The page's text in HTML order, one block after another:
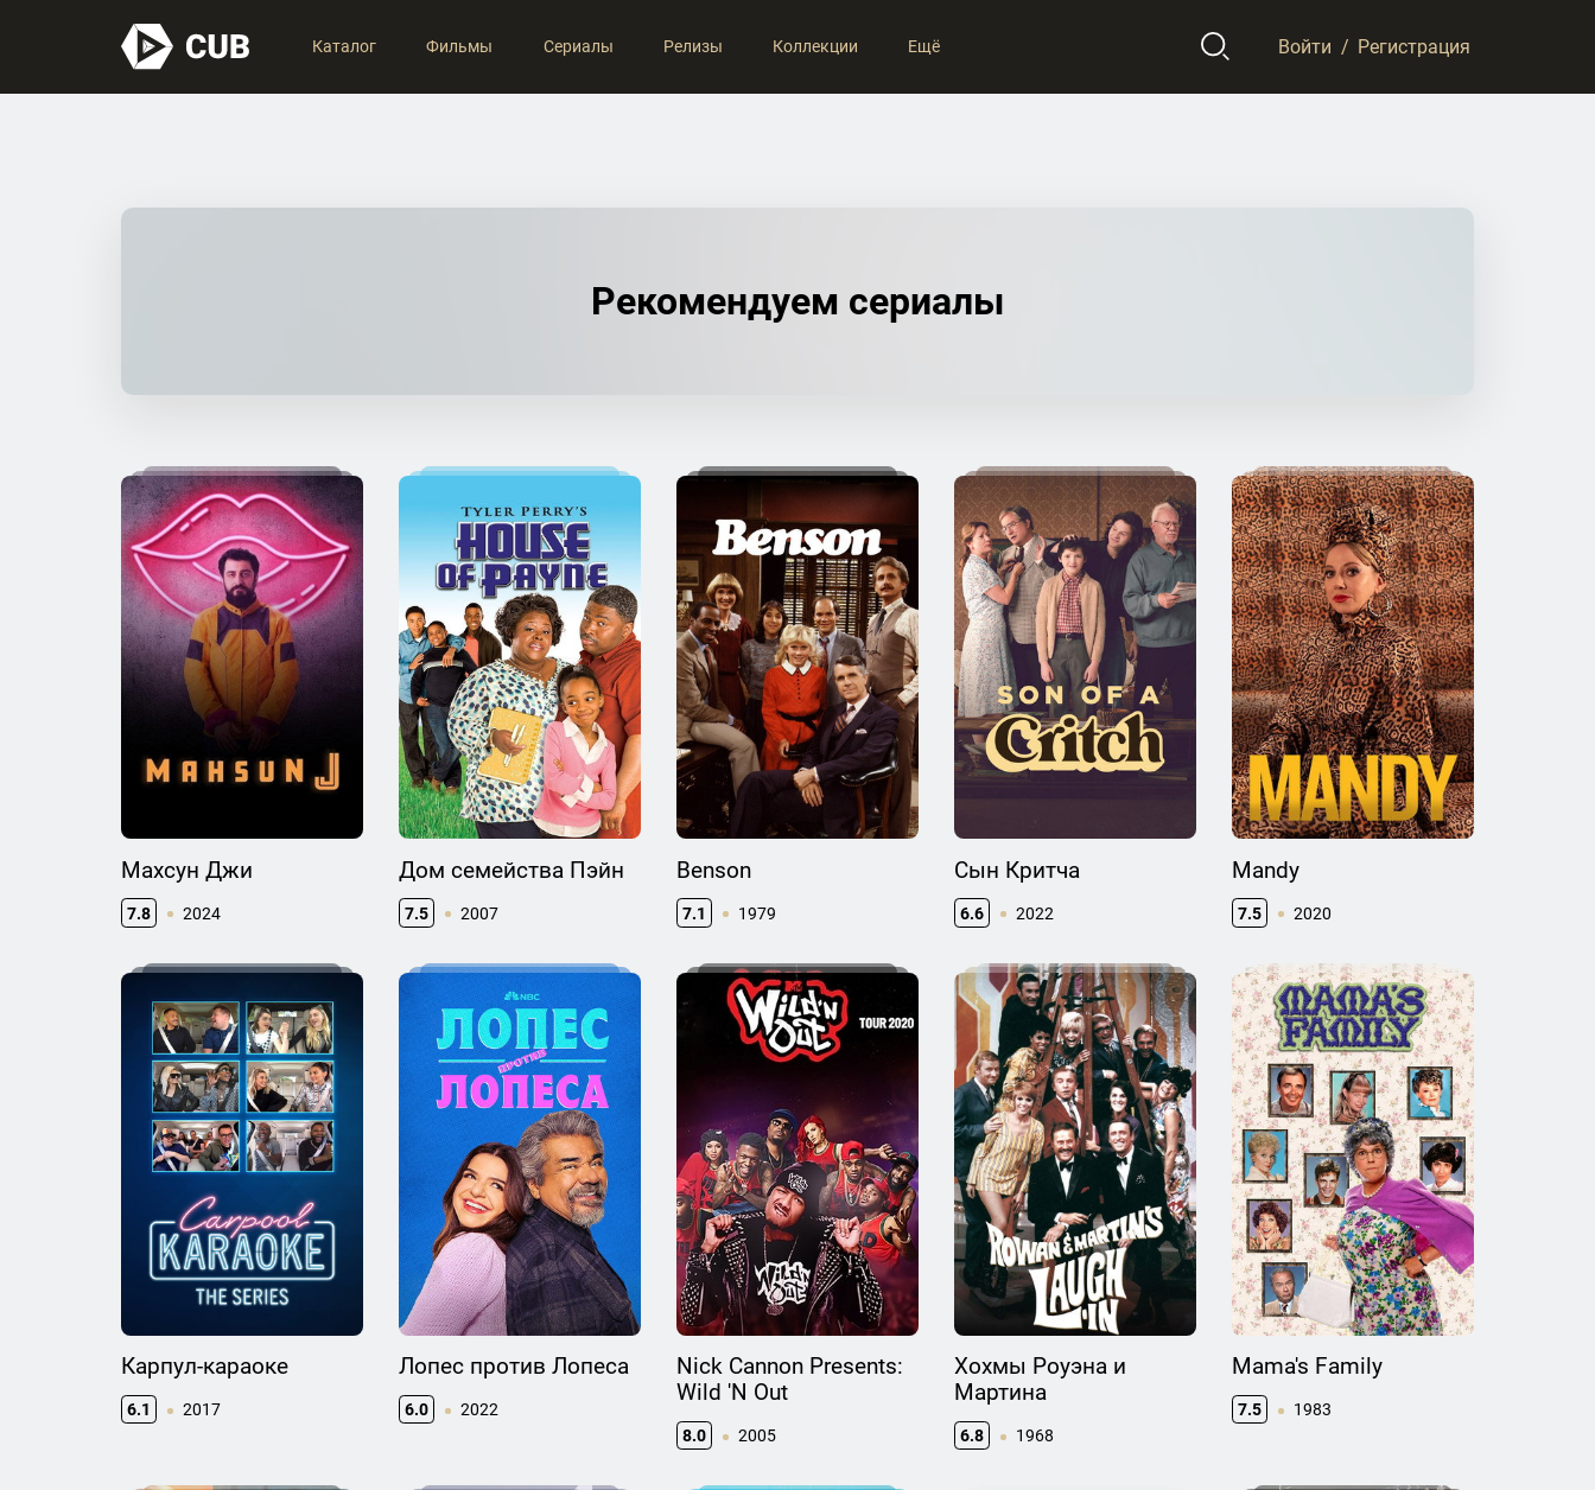
Каталог Фильмы Сериалы Релизы Коллекции Ещё Войти / Регистрация
Рекомендуем сериалы
Махсун Джи
7.8 2024
Дом семейства Пэйн
7.5 2007
Benson
7.1 1979
Сын Критча
6.6 2022
Mandy
7.5 2020
Карпул-караоке
6.1 2017
Лопес против Лопеса
6.0 2022
Nick Cannon Presents:
Wild 'N Out
8.0 2005
Хохмы Роуэна и
Мартина
6.8 1968
Mama's Family
7.5 1983